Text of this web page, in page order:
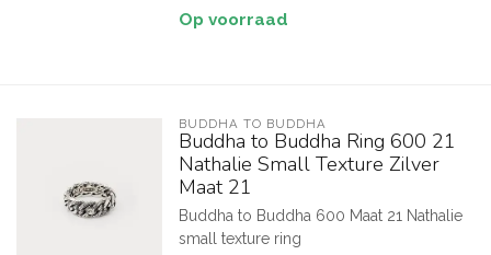
Op voorraad
BUDDHA TO BUDDHA
Buddha to Buddha Ring 600 21
Nathalie Small Texture Zilver
Maat 21
Buddha to Buddha 600 Maat 21 Nathalie
small texture ring